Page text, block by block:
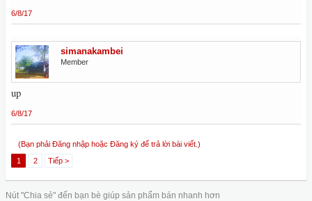
6/8/17
simanakambei
Member
up
6/8/17
(Bạn phải Đăng nhập hoặc Đăng ký để trả lời bài viết.)
1
2 Tiếp >
Nút "Chia sẻ" đến bạn bè giúp sản phẩm bán nhanh hơn